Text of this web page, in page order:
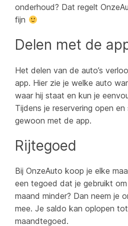
onderhoud? Dat regelt
fijn
Delen met de
Het delen van de auto’s
app. Hier zie je welke auto
waar hij staat en kun je
Tijdens je reservering open
gewoon met de app.
Rijtegoed
Bij OnzeAuto koop je elke
een tegoed dat je gebruikt
maand minder? Dan neem je
mee. Je saldo kan oplopen
maandtegoed.